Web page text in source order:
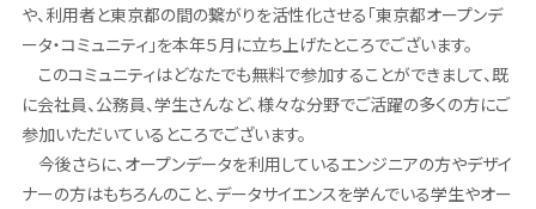
や、利用者と東京都の間の繋がりを活性化させる「東京都オープンデ
ータ・コミュニティ」を本年５月に立ち上げたところでございます。
このコミュニティはどなたでも無料で参加することができまして、既
に会社員、公務員、学生さんなど、様々な分野でご活躍の多くの方にご
参加いただいているところでございます。
今後さらに、オープンデータを利用しているエンジニアの方やデザイ
ナーの方はもちろんのこと、データサイエンスを学んでいる学生やオー